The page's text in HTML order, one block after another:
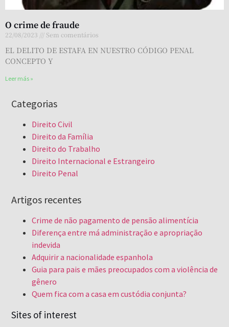
O crime de fraude
22/08/2023 Sem comentários
EL DELITO DE ESTAFA EN NUESTRO CÓDIGO PENAL
CONCEPTO Y
Leer más »
Categorias
Direito Civil
Direito da Família
Direito do Trabalho
Direito Internacional e Estrangeiro
Direito Penal
Artigos recentes
Crime de não pagamento de pensão alimentícia
Diferença entre má administração e apropriação
indevida
Adquirir a nacionalidade espanhola
Guia para pais e mães preocupados com a violência de
gênero
Quem fica com a casa em custódia conjunta?
Sites of interest